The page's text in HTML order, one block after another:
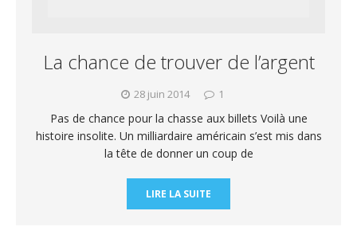
La chance de trouver de l’argent
28 juin 2014 1
Pas de chance pour la chasse aux billets Voilà une
histoire insolite. Un milliardaire américain s’est mis dans
la tête de donner un coup de
LIRE LA SUITE